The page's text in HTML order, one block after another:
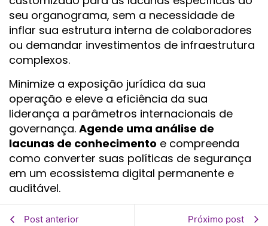
seu organograma, sem a necessidade de
inflar sua estrutura interna de colaboradores
ou demandar investimentos de infraestrutura
complexos.
Minimize a exposição jurídica da sua
operação e eleve a eficiência da sua
liderança a parâmetros internacionais de
governança. Agende uma análise de
lacunas de conhecimento e compreenda
como converter suas políticas de segurança
em um ecossistema digital permanente e
auditável.
Post anterior Próximo post